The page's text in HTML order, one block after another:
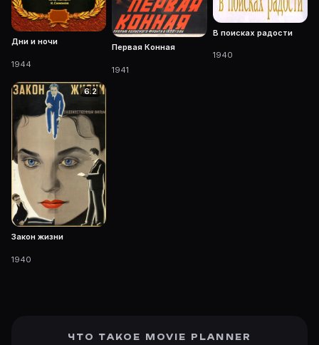
Дни и ночи
1944
Первая Конная
1941
В поисках радости
1940
6.2
Закон жизни
1940
ЧТО ТАКОЕ MOVIE PLANNER